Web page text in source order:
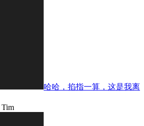
哈哈，掐指一算，这是我离
Tim